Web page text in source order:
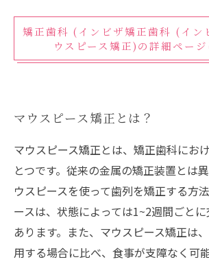
矯正歯科 (インビザ矯正歯科 (イン
ウスピース矯正)の詳細ペー
マウスピース矯正とは？
マウスピース矯正とは、矯正歯科にお
とつです。従来の金属の矯正装置とは
ウスピースを使って歯列を矯正する方
ースは、状態によっては1~2週間ごと
あります。また、マウスピース矯正は
用する場合に比べ、食事が支障なく可